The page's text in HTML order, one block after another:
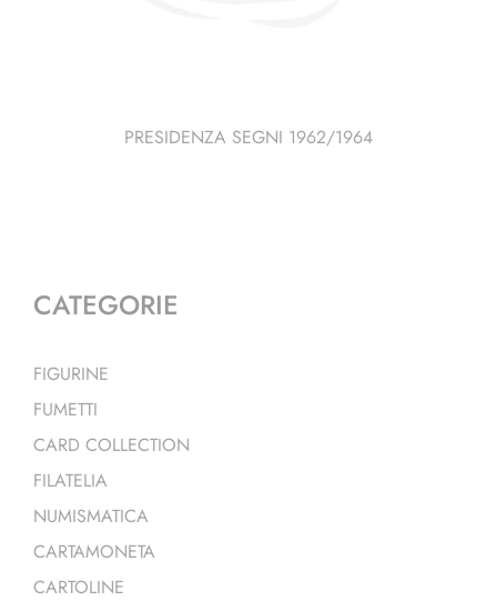
PRESIDENZA SEGNI 1962/1964
CATEGORIE
FIGURINE
FUMETTI
CARD COLLECTION
FILATELIA
NUMISMATICA
CARTAMONETA
CARTOLINE